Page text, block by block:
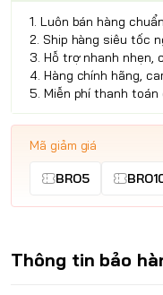
1. Luôn bán hàng
2. Ship hàng siêu tốc
3. Hỗ trợ nhanh nhẹn,
4. Hàng chính hãng,
5. Miễn phí thanh
Mã giảm giá
BRO5
Thông tin bảo